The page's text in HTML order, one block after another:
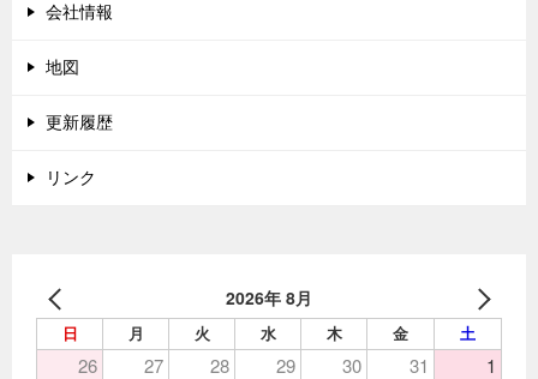
会社情報
地図
更新履歴
リンク
2026年 8月
日 月 火 水 木 金 土
26 27 28 29 30 31 1